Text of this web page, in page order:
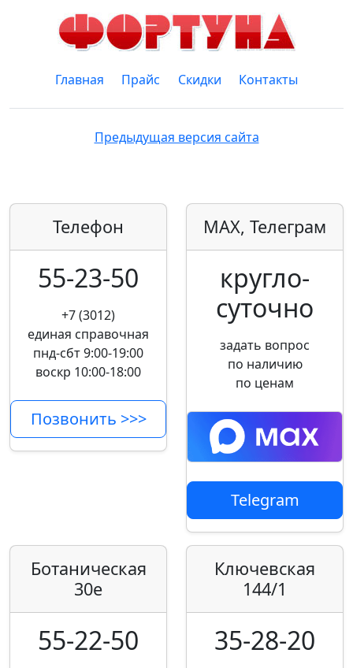
Главная Прайс Скидки Контакты
Предыдущая версия сайта
Телефон
55-23-50
+7 (3012)
единая справочная
пнд-сбт 9:00-19:00
воскр 10:00-18:00
Позвонить >>>
MAX, Телеграм
кругло­
суточно
задать вопрос
по наличию
по ценам
Telegram
Ботаническая
30е
55-22-50
Ключевская
144/1
35-28-20